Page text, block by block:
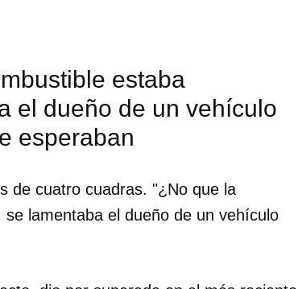
estaba
el dueño de un vehículo
esperaban
de cuatro cuadras. "¿No que la
lamentaba el dueño de un vehículo